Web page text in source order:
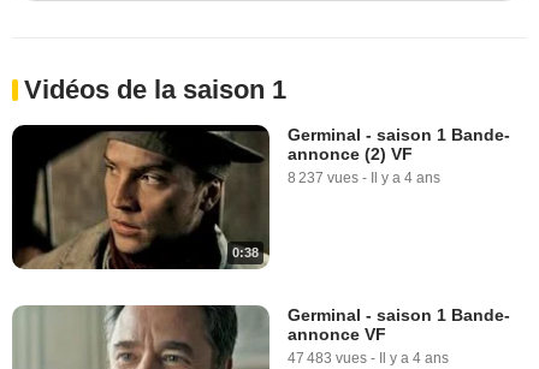
Vidéos de la saison 1
0:38
Germinal - saison 1 Bande-
annonce (2) VF
8 237 vues - Il y a 4 ans
Germinal - saison 1 Bande-
annonce VF
47 483 vues - Il y a 4 ans